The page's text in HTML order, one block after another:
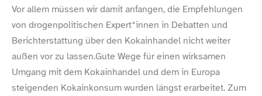
Vor allem müssen wir damit anfangen, die Empfehlungen
von drogenpolitischen Expert*innen in Debatten und
Berichterstattung über den Kokainhandel nicht weiter
außen vor zu lassen.Gute Wege für einen wirksamen
Umgang mit dem Kokainhandel und dem in Europa
steigenden Kokainkonsum wurden längst erarbeitet. Zum